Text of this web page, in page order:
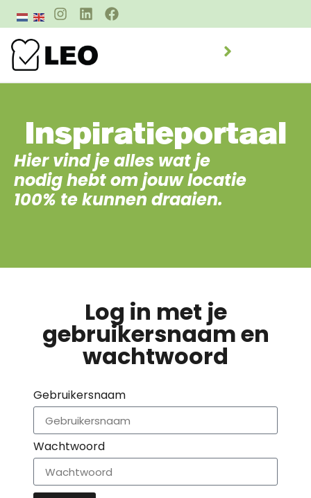
Inspiratieportaal
Hier vind je alles wat je
nodig hebt om jouw locatie
100% te kunnen draaien.
Log in met je
gebruikersnaam en
wachtwoord
Gebruikersnaam
Wachtwoord